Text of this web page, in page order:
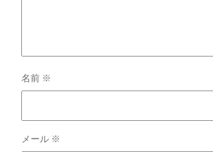
名前 ※
メール ※